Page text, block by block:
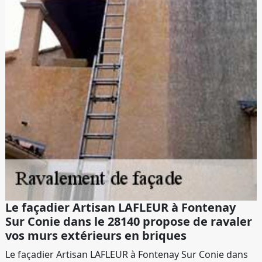
Le façadier Artisan LAFLEUR à Fontenay
Sur Conie dans le 28140 propose de ravaler
vos murs extérieurs en briques
Le façadier Artisan LAFLEUR à Fontenay Sur Conie dans